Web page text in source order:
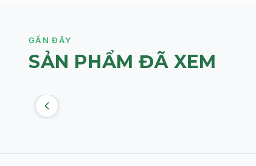
GẦN ĐÂY
SẢN PHẨM ĐÃ XEM